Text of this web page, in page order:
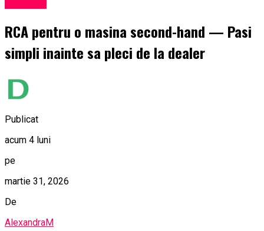
RCA pentru o masina second-hand — Pasi
simpli inainte sa pleci de la dealer
Publicat
acum 4 luni
pe
martie 31, 2026
De
AlexandraM